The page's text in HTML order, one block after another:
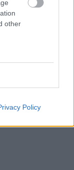
other
Policy